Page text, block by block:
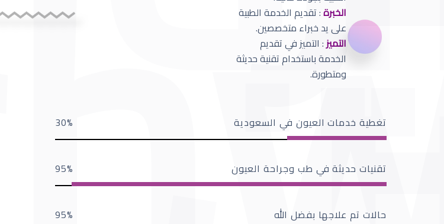
الخبرة: تقديم الخدمة الطبية
على يد خبراء متخصصين.
التميز: التميز في تقديم
الخدمة باستخدام تقنية حديثة
ومتطورة.
تغطية خدمات العيون في السعودية 30
تقنيات حديثة في طب وجراحة العيون 95
حالات تم علاجها بفضل الله 95